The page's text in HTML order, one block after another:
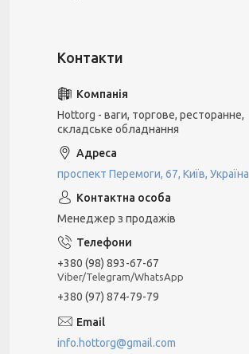
Hottorg - ваги, торгове, ресторанне,
складське обладнання
проспект Перемоги, 67, Київ, Україна
Менеджер з продажів
+380 (98) 893-67-67
Viber/Telegram/WhatsApp
+380 (97) 874-79-79
info.hottorg@gmail.com